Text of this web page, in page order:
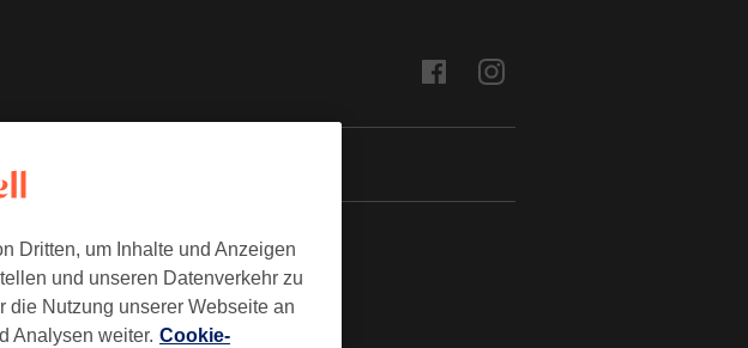
Dritten, um Inhalte und Anzeigen
und unseren Datenverkehr zu
die Nutzung unserer Webseite an
Analysen weiter. Cookie-